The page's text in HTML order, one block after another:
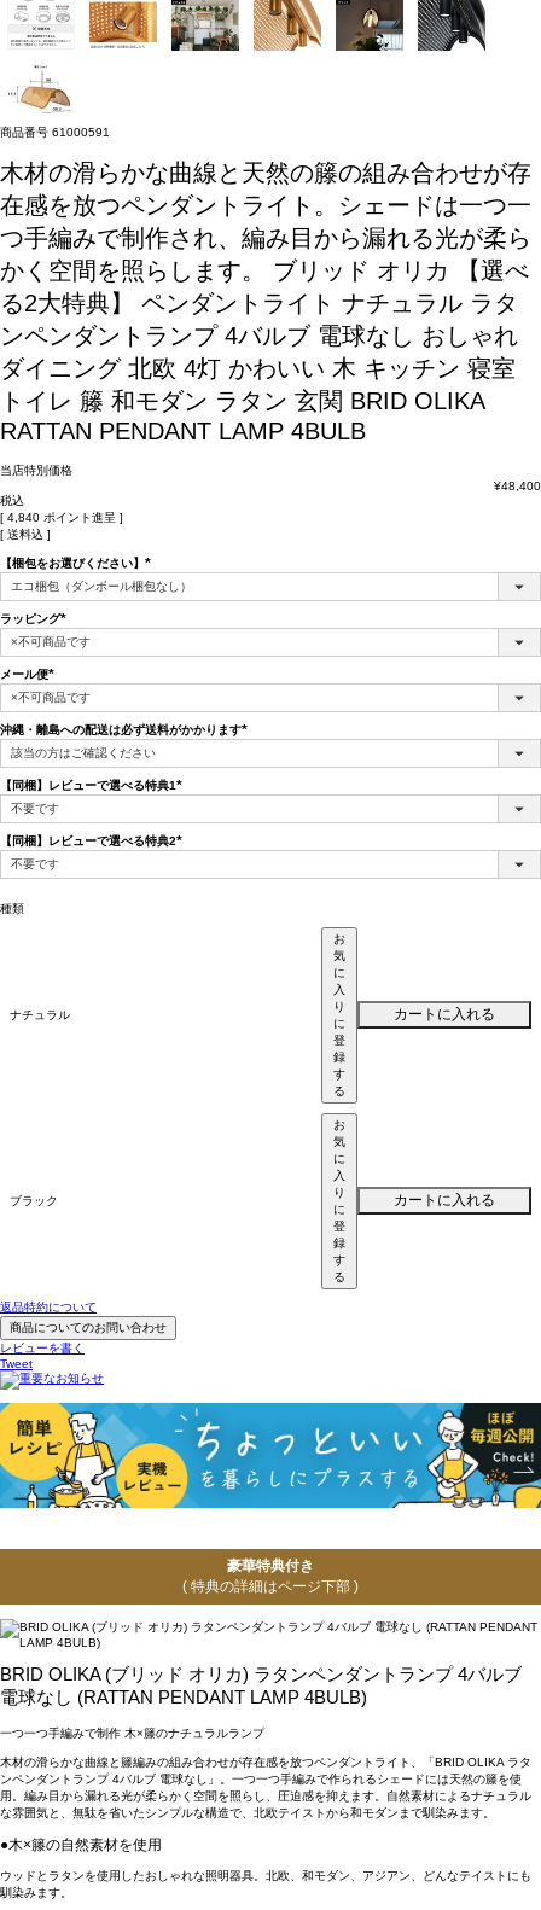
商品番号 61000591
木材の滑らかな曲線と天然の籐の組み合わせが存
在感を放つペンダントライト。シェードは一つ一
つ手編みで制作され、編み目から漏れる光が柔ら
かく空間を照らします。
ブリッド オリカ 【選べ
る2大特典】 ペンダントライト ナチュラル ラタ
ンペンダントランプ 4バルブ 電球なし おしゃれ
ダイニング 北欧 4灯 かわいい 木 キッチン 寝室
トイレ 籐 和モダン ラタン 玄関 BRID OLIKA
RATTAN PENDANT LAMP 4BULB
当店特別価格
¥48,400
税込
[ 4,840 ポイント進呈 ]
送料込
【梱包をお選びください】
(必
須)
ラッピング
(必
メール便
(必
須)
沖縄・離島への配送は必ず送料がかかります
【同梱】レビューで選べる特典1
【同梱】レビューで選べる特典2
種類
ナチュラル
お
気
に
入
り
に
登
録
す
る
カートに入れる
ブラック
お
気
に
入
り
に
登
録
す
る
カートに入れる
返品特約について
商品についてのお問い合わせ
レビューを書く
Tweet
豪華特典付き
( 特典の詳細はページ下部 )
BRID OLIKA (ブリッド オリカ) ラタンペンダントランプ 4バルブ
電球なし (RATTAN PENDANT LAMP 4BULB)
一つ一つ手編みで制作 木×籐のナチュラルランプ
木材の滑らかな曲線と籐編みの組み合わせが存在感を放つペンダントライト、「BRID OLIKA ラタ
ンペンダントランプ 4バルブ 電球なし」。一つ一つ手編みで作られるシェードには天然の籐を使
用。編み目から漏れる光が柔らかく空間を照らし、圧迫感を抑えます。自然素材によるナチュラル
な雰囲気と、無駄を省いたシンプルな構造で、北欧テイストから和モダンまで馴染みます。
●木×籐の自然素材を使用
ウッドとラタンを使用したおしゃれな照明器具。北欧、和モダン、アジアン、どんなテイストにも
馴染みます。